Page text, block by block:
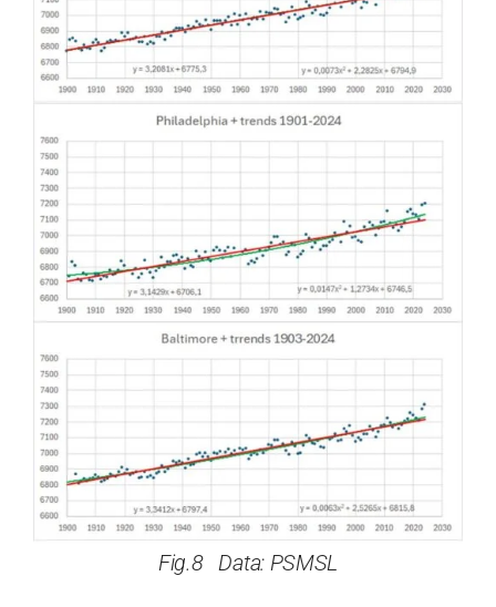
Fig.8 Data: PSMSL